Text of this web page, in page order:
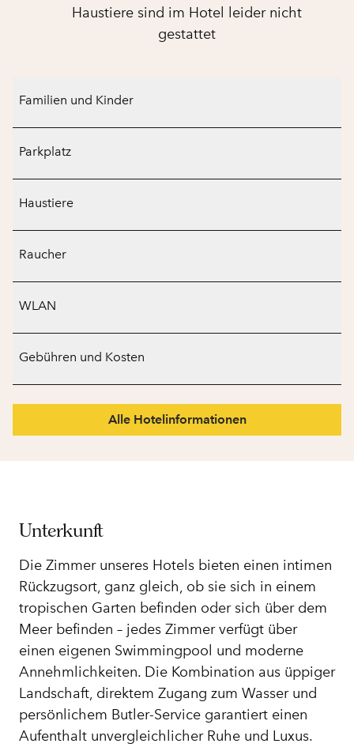
Haustiere sind im Hotel leider nicht
gestattet
Familien und Kinder
Parkplatz
Haustiere
Raucher
WLAN
Gebühren und Kosten
Alle Hotelinformationen
Unterkunft
Die Zimmer unseres Hotels bieten einen intimen
Rückzugsort, ganz gleich, ob sie sich in einem
tropischen Garten befinden oder sich über dem
Meer befinden – jedes Zimmer verfügt über
einen eigenen Swimmingpool und moderne
Annehmlichkeiten. Die Kombination aus üppiger
Landschaft, direktem Zugang zum Wasser und
persönlichem Butler-Service garantiert einen
Aufenthalt unvergleichlicher Ruhe und Luxus.